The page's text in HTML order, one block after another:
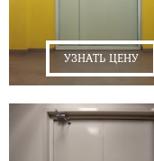
УЗНАТЬ ЦЕНУ